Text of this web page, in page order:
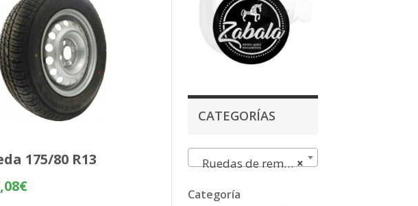
175/80 R13
€
CATEGORÍAS
×
Ruedas de remolques
Categoría